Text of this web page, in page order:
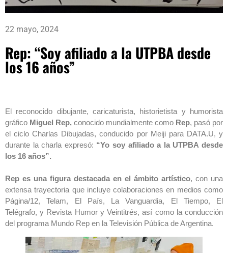
22 mayo, 2024
Rep: “Soy afiliado a la UTPBA desde
los 16 años”
El reconocido dibujante, caricaturista, historietista y humorista
gráfico Miguel Rep, conocido mundialmente como Rep, pasó por
el ciclo Charlas Dibujadas, conducido por Meiji para DATA.U, y
durante la charla expresó: “Yo soy afiliado a la UTPBA desde
los 16 años”.
Rep es una figura destacada en el ámbito artístico, con una
extensa trayectoria que incluye colaboraciones en medios como
Página/12, Telam, El País, La Vanguardia, El Tiempo, El
Telégrafo, y Revista Humor y Veintitrés, así como la conducción
del programa Mundo Rep en la Televisión Pública de Argentina.